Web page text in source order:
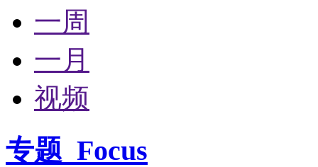
一周
一月
视频
专题 Focus